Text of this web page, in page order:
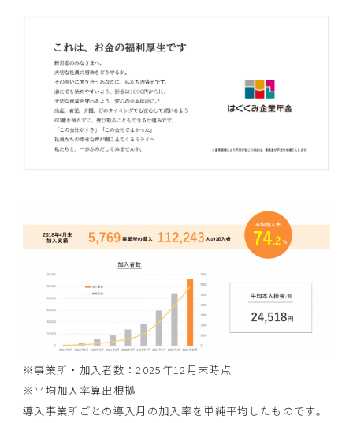
※事業所・加入者数：2025年12月末時点
※平均加入率算出根拠
導入事業所ごとの導入月の加入率を単純平均したものです。